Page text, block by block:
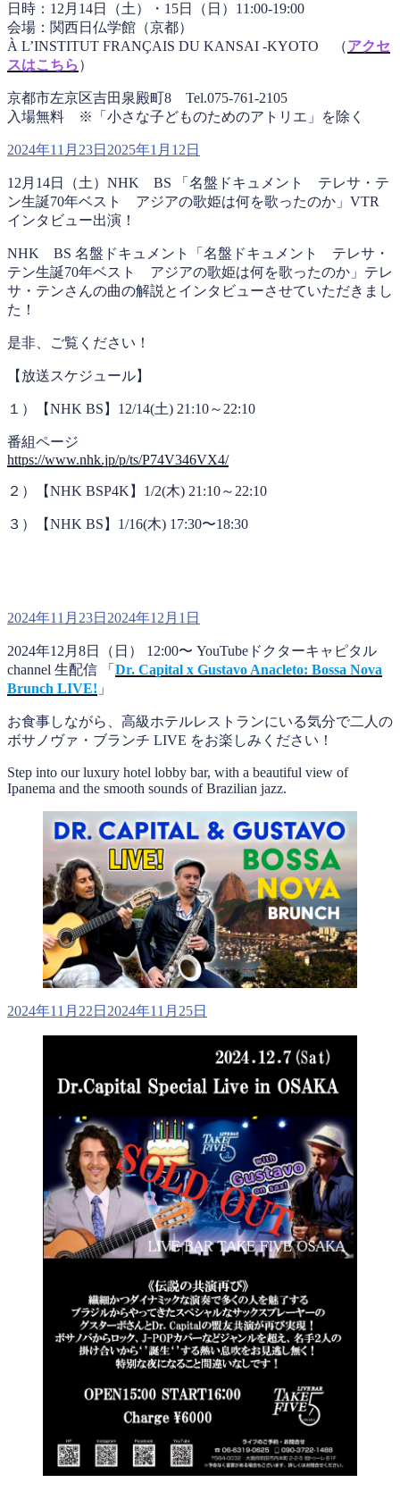
日時：12月14日（土）・15日（日）11:00-19:00
会場：関西日仏学館（京都）
À L’INSTITUT FRANÇAIS DU KANSAI -KYOTO （アクセ
スはこちら ）
京都市左京区吉田泉殿町8 Tel.075-761-2105
入場無料 ※「小さな子どものためのアトリエ」を除く
投
日:
2024年11月23日 2025年1月12日
12月14日（土）NHK BS 「名盤ドキュメント テレサ・テ
ン生誕70年ベスト アジアの歌姫は何を歌ったのか」VTR
インタビュー出演！
NHK BS 名盤ドキュメント「名盤ドキュメント テレサ・
テン生誕70年ベスト アジアの歌姫は何を歌ったのか」テレ
サ・テンさんの曲の解説とインタビューさせていただきまし
た！
是非、ご覧ください！
【放送スケジュール】
１）【NHK BS】12/14(土) 21:10～22:10
番組ページ
https://www.nhk.jp/p/ts/P74V346VX4/
２）【NHK BSP4K】1/2(木) 21:10～22:10
３）【NHK BS】1/16(木) 17:30〜18:30
投
日:
2024年11月23日 2024年12月1日
2024年12月8日（日） 12:00〜 YouTubeドクターキャピタル
channel 生配信 「 Dr. Capital x Gustavo Anacleto: Bossa Nova
Brunch LIVE! 」
お食事しながら、高級ホテルレストランにいる気分で二人の
ボサノヴァ・ブランチ LIVE をお楽しみください！
Step into our luxury hotel lobby bar, with a beautiful view of
Ipanema and the smooth sounds of Brazilian jazz.
投
2024年11月22日 2024年11月25日